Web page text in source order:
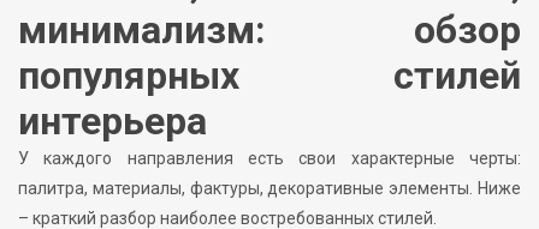
минимализм: обзор
популярных стилей
интерьера
У каждого направления есть свои характерные черты:
палитра, материалы, фактуры, декоративные элементы. Ниже
– краткий разбор наиболее востребованных стилей.